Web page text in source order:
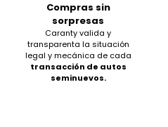
Compras sin
sorpresas
Caranty valida y
transparenta la situación
legal y mecánica de cada
transacción de autos
seminuevos.